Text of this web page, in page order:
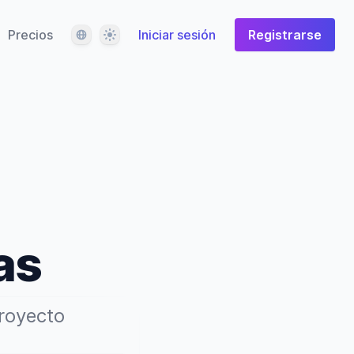
Precios IdiomaTema Iniciar sesión Registrarse